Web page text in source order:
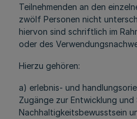
Teilnehmenden an den
zwölf Personen nicht
hiervon sind schriftlich im
oder des
Hierzu gehören:
a) erlebnis- und
Zugänge zur Entwicklung
Nachhaltigkeitsbewusstsein